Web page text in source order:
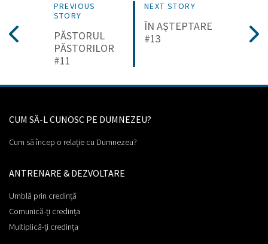
PREVIOUS
STORY
PĂSTORUL
PĂSTORILOR
#11
NEXT STORY
ÎN AȘTEPTARE
#13
CUM SĂ-L CUNOSC PE DUMNEZEU?
Cum să încep o relație cu Dumnezeu?
ANTRENARE & DEZVOLTARE
Umblă prin credință
Comunică-ți credința
Multiplică-ți credința